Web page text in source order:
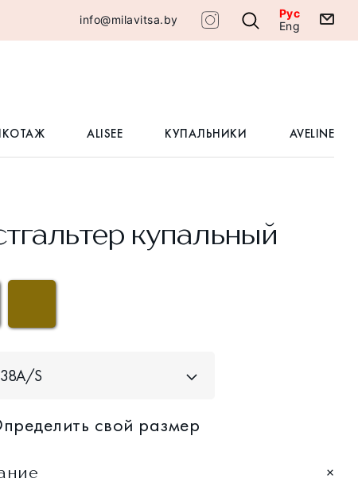
info@milavitsa.by
Рус
Eng
ALISEE КУПАЛЬНИКИ AVELINE
купальный
S
свой размер